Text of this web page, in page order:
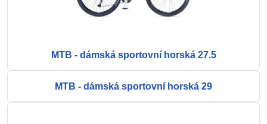
MTB - dámská sportovní horská 27.5
MTB - dámská sportovní horská 29